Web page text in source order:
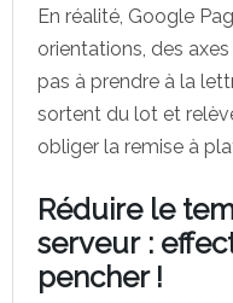
En réalité, Google
orientations, des
pas à prendre à la
sortent du lot et
obliger la remise à
Réduire le
serveur :
pencher !